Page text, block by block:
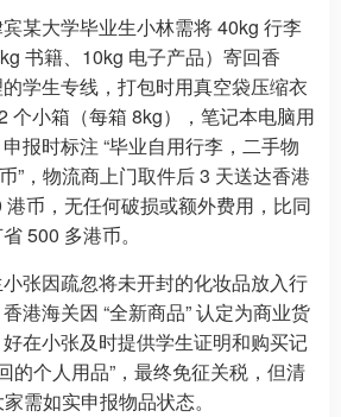
宾某大学毕业生小林需将 40kg 行李
书籍、10kg 电子产品）寄回香
学生专线，打包时用真空袋压缩衣
个小箱（每箱 8kg），笔记本电脑用
报时标注 “毕业自用行李，二手物
”，物流商上门取件后 3 天送达香港
币，无任何破损或额外费用，比同
500 多港币。
张因疏忽将未开封的化妆品放入行
港海关因 “全新商品” 认定为商业货
在小张及时提供学生证明和购买记
的个人用品”，最终免征关税，但清
需如实申报物品状态。